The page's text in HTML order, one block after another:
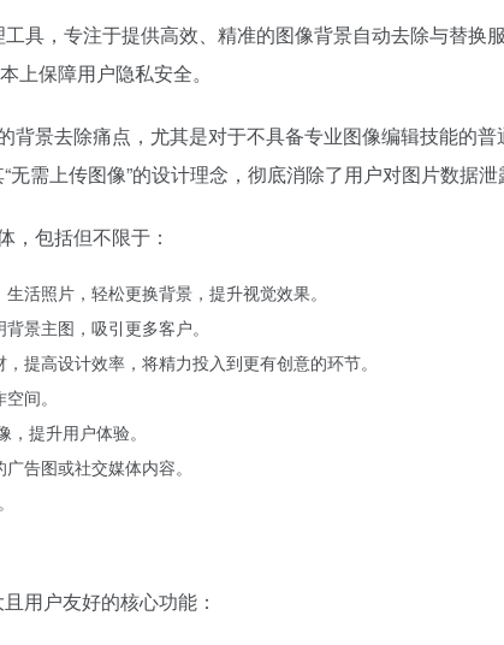
具，专注于提供高效、精准的图像背景自动去除与替
上保障用户隐私安全。
背景去除痛点，尤其是对于不具备专业图像编辑技能的
需上传图像”的设计理念，彻底消除了用户对图片数据
，包括但不限于：
活照片，轻松更换背景，提升视觉效果。
景主图，吸引更多客户。
提高设计效率，将精力投入到更有创意的环节。
间。
提升用户体验。
告图或社交媒体内容。
用户友好的核心功能：